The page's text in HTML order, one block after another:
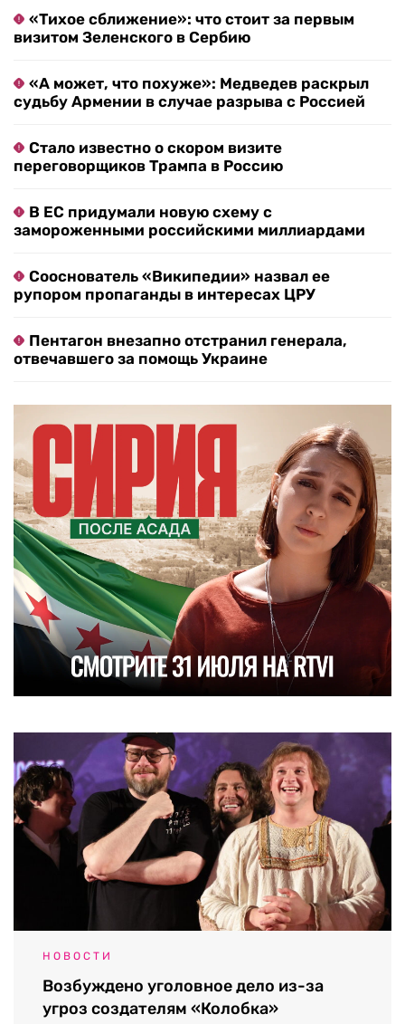
«Тихое сближение»: что стоит за первым
визитом Зеленского в Сербию
«А может, что похуже»: Медведев раскрыл
судьбу Армении в случае разрыва с Россией
Стало известно о скором визите
переговорщиков Трампа в Россию
В ЕС придумали новую схему с
замороженными российскими миллиардами
Сооснователь «Википедии» назвал ее
рупором пропаганды в интересах ЦРУ
Пентагон внезапно отстранил генерала,
отвечавшего за помощь Украине
НОВОСТИ
Возбуждено уголовное дело из-за
угроз создателям «Колобка»